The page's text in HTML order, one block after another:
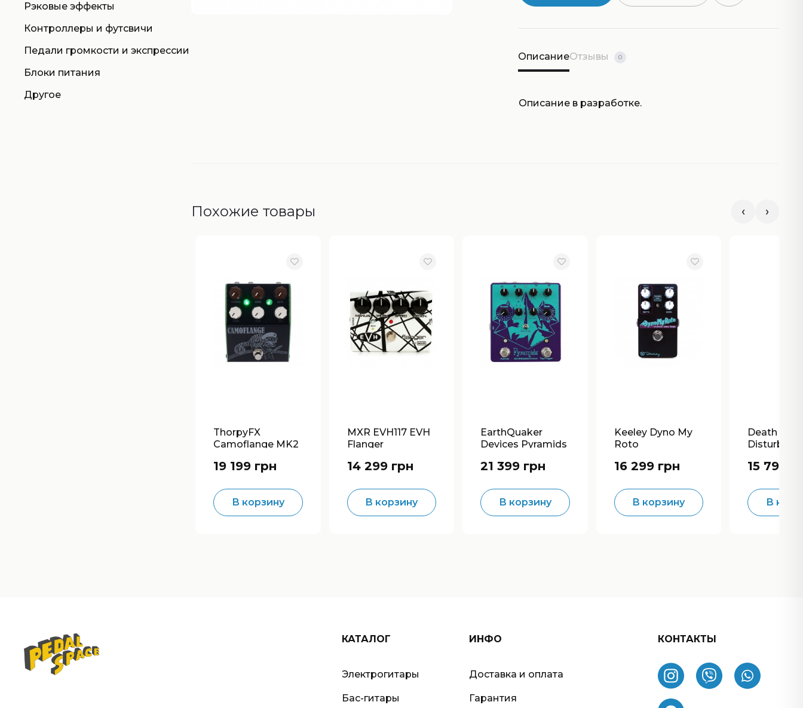
ОписаниеОтзывы 0
Описание в разработке.
Похожие товары ‹ ›
ThorpyFX
Camoflange MK2
19 199 грн
В корзину
MXR EVH117 EVH
Flanger
14 299 грн
В корзину
EarthQuaker
Devices Pyramids
21 399 грн
В корзину
Keeley Dyno My
Roto
otary
16 299 грн
В корзину
Death By
ser
15 799
В
Рэковые эффекты
Контроллеры и футсвичи
Педали громкости и экспрессии
Блоки питания
Другое
КАТАЛОГ
Электрогитары
Бас-гитары
ИНФО
Доставка и оплата
Гарантия
КОНТАКТЫ